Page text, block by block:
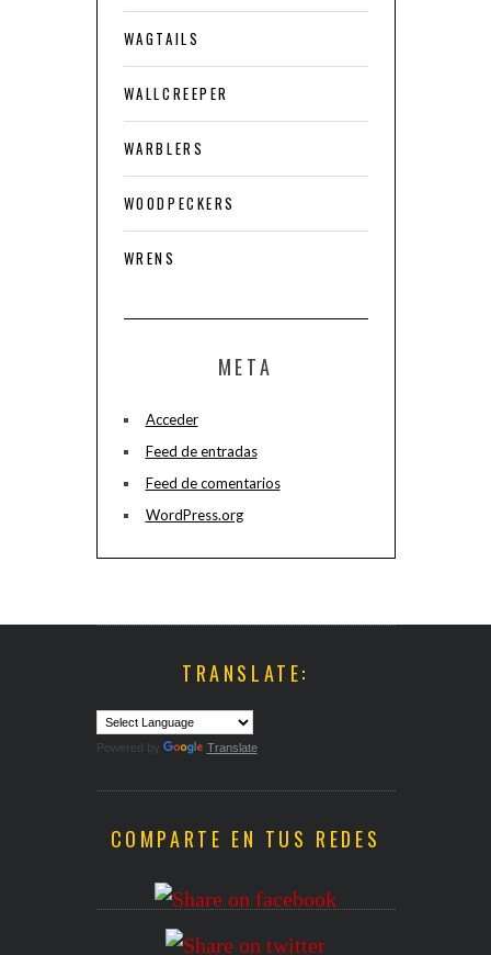
WAGTAILS
WALLCREEPER
WARBLERS
WOODPECKERS
WRENS
META
Acceder
Feed de entradas
Feed de comentarios
WordPress.org
TRANSLATE:
Powered by Translate
COMPARTE EN TUS REDES